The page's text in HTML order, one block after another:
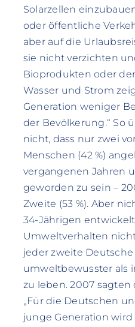
Solarzellen
oder öffentliche
aber auf die
sie nicht verzichten
Bioprodukten oder
Wasser und Strom
Generation weniger
der Bevölkerung.“ So
nicht, dass nur zwei
Menschen (42 %)
vergangenen Jahren
geworden zu sein –
Zweite (53 %). Aber
34-Jährigen
Umweltverhalten
jeder zweite
umweltbewusster als
zu leben. 2007 sagten
„Für die Deutschen
junge Generation